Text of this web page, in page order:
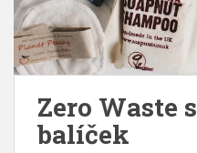
Zero Waste
balíček